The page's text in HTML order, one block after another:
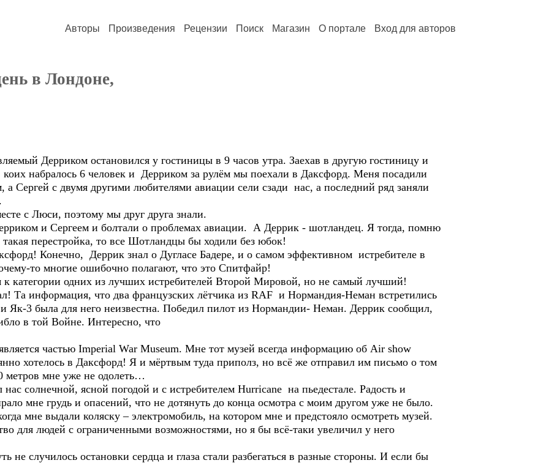
Авторы Произведения Рецензии Поиск Магазин О портале Вход для авторов
в Лондоне,
Дерриком остановился у гостиницы в 9 часов утра. Заехав в другую гостиницу и
коих набралось 6 человек и Дерриком за рулём мы поехали в Даксфорд. Меня посадили
а Сергей с двумя другими любителями авиации сели сзади нас, а последний ряд заняли
с Люси, поэтому мы друг друга знали.
и Сергеем и болтали о проблемах авиации. А Деррик - шотландец. Я тогда, помню
перестройка, то все Шотландцы бы ходили без юбок!
Конечно, Деррик знал о Дугласе Бадере, и о самом эффективном истребителе в
то многие ошибочно полагают, что это Спитфайр!
категории одних из лучших истребителей Второй Мировой, но не самый лучший!
Та информация, что два французских лётчика из RAF и Нормандия-Неман встретились
Як-3 была для него неизвестна. Победил пилот из Нормандии- Неман. Деррик сообщил,
в той Войне. Интересно, что
частью Imperial War Museum. Мне тот музей всегда информацию об Air show
хотелось в Даксфорд! Я и мёртвым туда приполз, но всё же отправил им письмо о том
метров мне уже не одолеть…
солнечной, ясной погодой и с истребителем Hurricane на пьедестале. Радость и
мне грудь и опасений, что не дотянуть до конца осмотра с моим другом уже не было.
мне выдали коляску – электромобиль, на котором мне и предстояло осмотреть музей.
для людей с ограниченными возможностями, но я бы всё-таки увеличил у него
не случилось остановки сердца и глаза стали разбегаться в разные стороны. И если бы